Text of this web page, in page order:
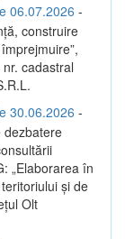
06.07.2026 -
construire
cadastral
30.06.2026 -
dezbatere
„Elaborarea în
și de
Olt